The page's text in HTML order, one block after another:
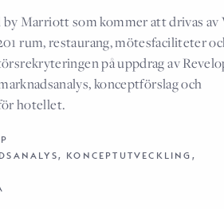
Marriott som kommer att drivas av
rum, restaurang, mötesfaciliteter
på uppdrag av
konceptförslag och
hotellet.
KONCEPTUTVECKLING,